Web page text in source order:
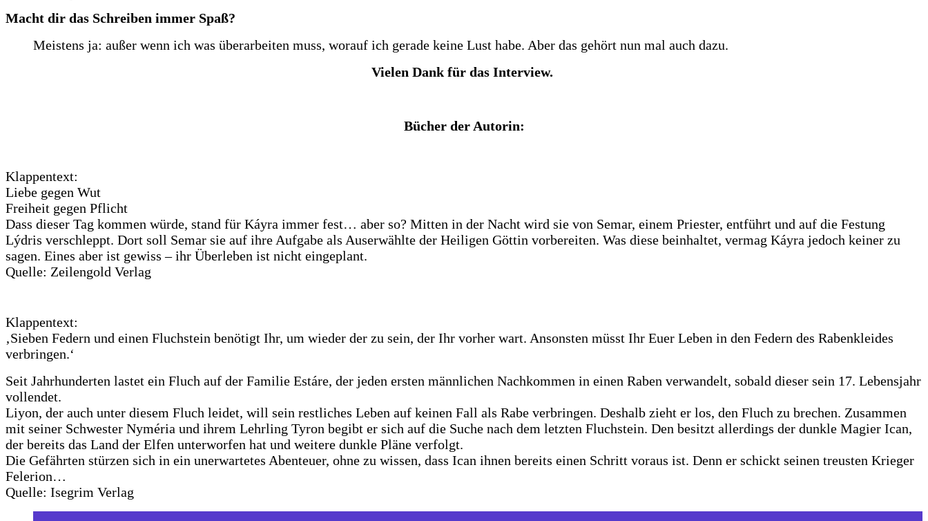
Macht dir das Schreiben immer Spaß?
Meistens ja: außer wenn ich was überarbeiten muss, worauf ich gerade keine Lust habe. Aber das gehört nun mal auch dazu.
Vielen Dank für das Interview.
Bücher der Autorin:
Klappentext:
Liebe gegen Wut
Freiheit gegen Pflicht
Dass dieser Tag kommen würde, stand für Káyra immer fest… aber so? Mitten in der Nacht wird sie von Semar, einem Priester, entführt und auf die Festung
Lýdris verschleppt. Dort soll Semar sie auf ihre Aufgabe als Auserwählte der Heiligen Göttin vorbereiten. Was diese beinhaltet, vermag Káyra jedoch keiner zu
sagen. Eines aber ist gewiss – ihr Überleben ist nicht eingeplant.
Quelle: Zeilengold Verlag
Klappentext:
‚Sieben Federn und einen Fluchstein benötigt Ihr, um wieder der zu sein, der Ihr vorher wart. Ansonsten müsst Ihr Euer Leben in den Federn des Rabenkleides
verbringen.‘
Seit Jahrhunderten lastet ein Fluch auf der Familie Estáre, der jeden ersten männlichen Nachkommen in einen Raben verwandelt, sobald dieser sein 17. Lebensjahr
vollendet.
Liyon, der auch unter diesem Fluch leidet, will sein restliches Leben auf keinen Fall als Rabe verbringen. Deshalb zieht er los, den Fluch zu brechen. Zusammen
mit seiner Schwester Nyméria und ihrem Lehrling Tyron begibt er sich auf die Suche nach dem letzten Fluchstein. Den besitzt allerdings der dunkle Magier Ican,
der bereits das Land der Elfen unterworfen hat und weitere dunkle Pläne verfolgt.
Die Gefährten stürzen sich in ein unerwartetes Abenteuer, ohne zu wissen, dass Ican ihnen bereits einen Schritt voraus ist. Denn er schickt seinen treusten Krieger
Felerion…
Quelle: Isegrim Verlag